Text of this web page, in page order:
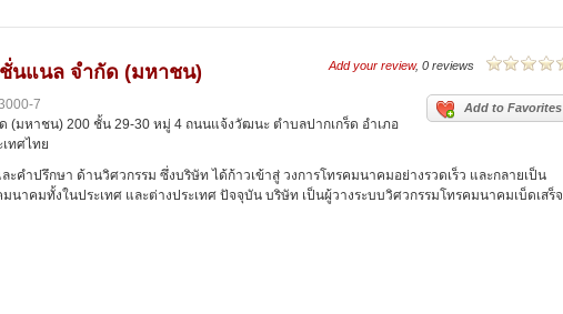
Add your review, 0 reviews
นแนล จำกัด (มหาชน)
Add to Favorites
7
(มหาชน) 200 ชั้น 29-30 หมู่ 4 ถนนแจ้งวัฒนะ ตำบลปากเกร็ด อำเภอ
ทศไทย
ะคำปรึกษา ด้านวิศวกรรม ซึ่งบริษัท ได้ก้าวเข้าสู่ วงการโทรคมนาคมอย่างรวดเร็ว และกลายเป็น
นาคมทั้งในประเทศ และต่างประเทศ ปัจจุบัน บริษัท เป็นผู้วางระบบวิศวกรรมโทรคมนาคมเบ็ดเสร็จ